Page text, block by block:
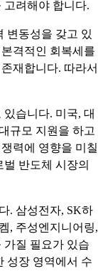
고려해야 합니다.
변동성을 갖고 있
격적인 회복세를
재합니다. 따라서
습니다. 미국, 대
규모 지원을 하고
력에 영향을 미칠
반도체 시장의
. 삼성전자, SK하
, 주성엔지니어링,
가질 필요가 있습
성장 영역에서 수